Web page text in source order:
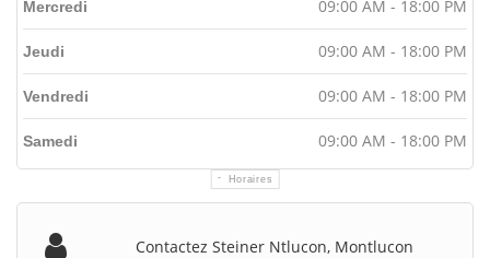
Horaires
Mercredi 09:00 AM - 18:00 PM
Jeudi 09:00 AM - 18:00 PM
Vendredi 09:00 AM - 18:00 PM
Samedi 09:00 AM - 18:00 PM
Contactez Steiner Ntlucon, Montlucon